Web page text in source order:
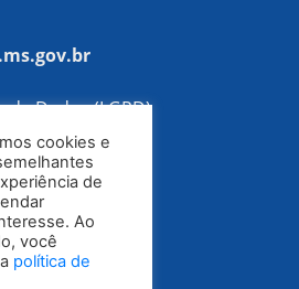
de Dados (LGPD)
cookies e
de
Ao
você
política de